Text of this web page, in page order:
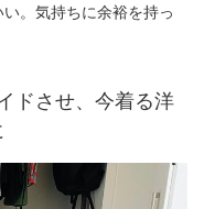
。気持ちに余裕を持っ
ドさせ、今着る洋